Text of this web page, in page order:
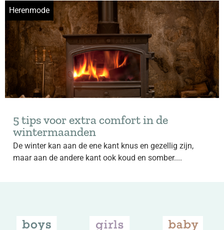
Herenmode
5 tips voor extra comfort in de
wintermaanden
De winter kan aan de ene kant knus en gezellig zijn,
maar aan de andere kant ook koud en somber....